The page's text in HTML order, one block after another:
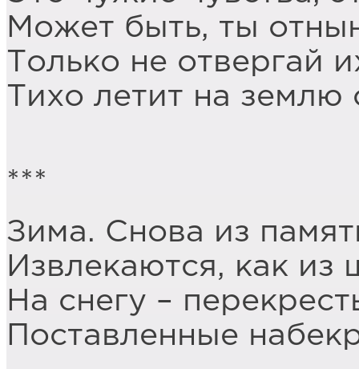
Может быть, ты
Только не отвергай
Тихо летит на
***
Зима. Снова из
Извлекаются, как из
На снегу –
Поставленные